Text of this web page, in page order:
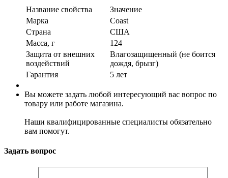
Название свойства
Значение
Марка
Coast
Страна
США
Масса, г
124
Защита от внешних
воздействий
Влагозащищенный (не боится
дождя, брызг)
Гарантия
5 лет
Вы можете задать любой интересующий вас вопрос по
товару или работе магазина.
Наши квалифицированные специалисты обязательно
вам помогут.
Задать вопрос